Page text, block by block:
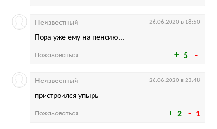
5
Пора уже ему на пенсию...
Неизвестный 26.06.2020 в 18:50
Пожаловаться
2 1
пристроился упырь
Неизвестный 26.06.2020 в 23:48
Пожаловаться